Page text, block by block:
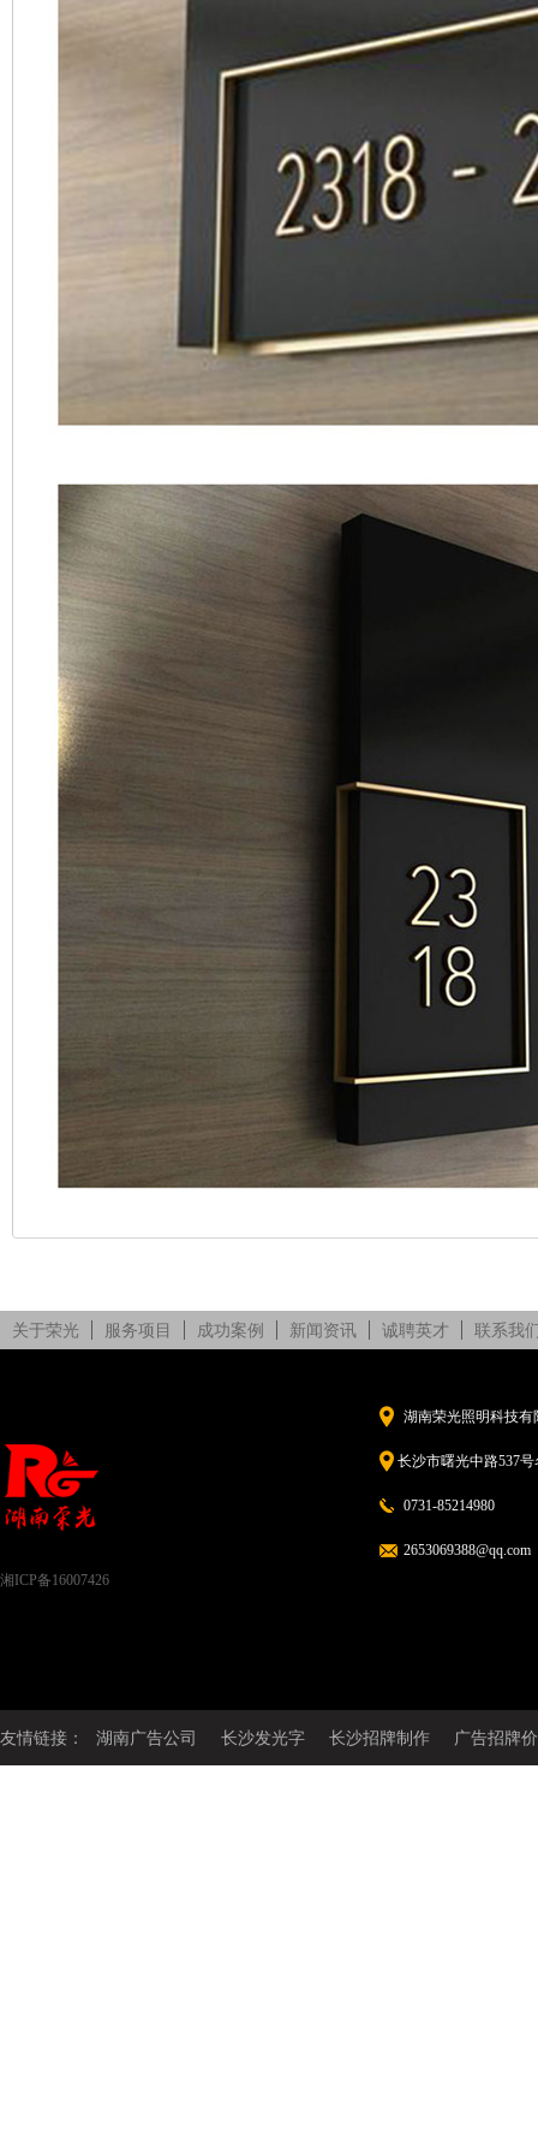
关于荣光 服务项目 成功案例 新闻资讯 诚聘英才 联系我
湘ICP备16007426
湖南荣光照明科技有
长沙市曙光中路537
0731-85214980
2653069388@qq.com
友情链接： 湖南广告公司 长沙发光字 长沙招牌制作 广告招牌